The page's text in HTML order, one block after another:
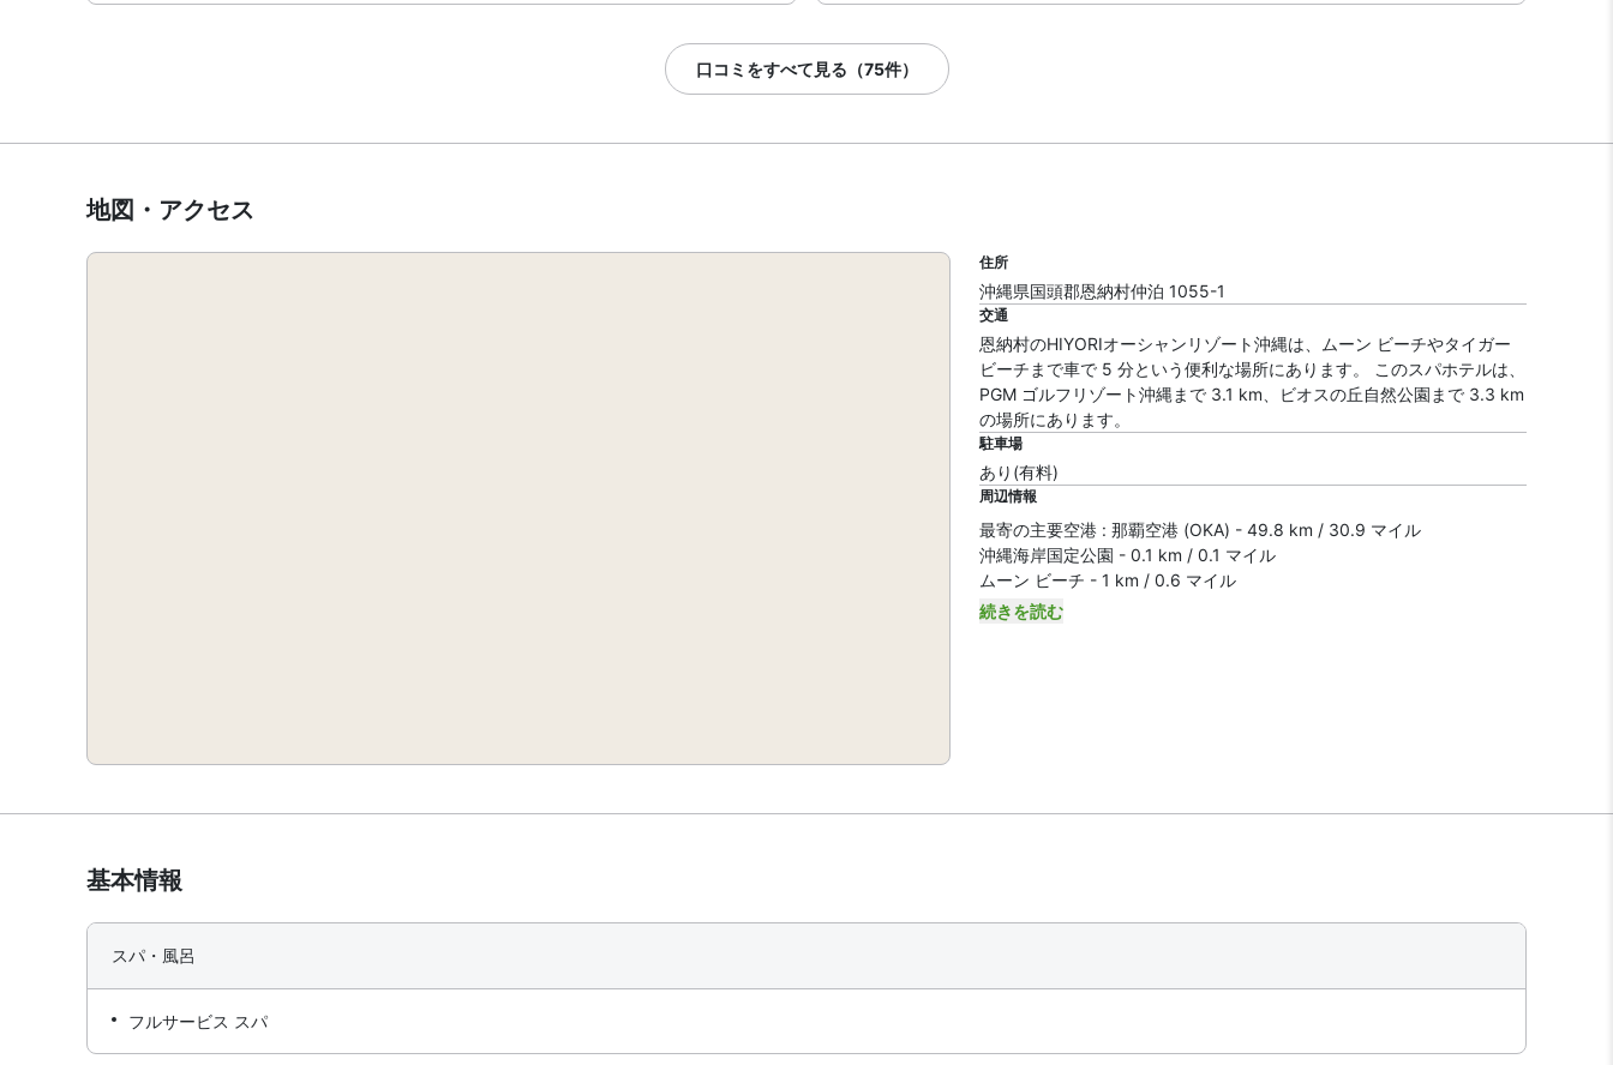
口コミをすべて見る（75件）
地図・アクセス
住所
沖縄県国頭郡恩納村仲泊 1055-1
交通
恩納村のHIYORIオーシャンリゾート沖縄は、ムーン ビーチやタイガー
ビーチまで車で 5 分という便利な場所にあります。 このスパホテルは、
PGM ゴルフリゾート沖縄まで 3.1 km、ビオスの丘自然公園まで 3.3 km
の場所にあります。
駐車場
あり(有料)
周辺情報
最寄の主要空港 : 那覇空港 (OKA) - 49.8 km / 30.9 マイル
沖縄海岸国定公園 - 0.1 km / 0.1 マイル
ムーン ビーチ - 1 km / 0.6 マイル
続きを読む
基本情報
スパ・風呂
フルサービス スパ